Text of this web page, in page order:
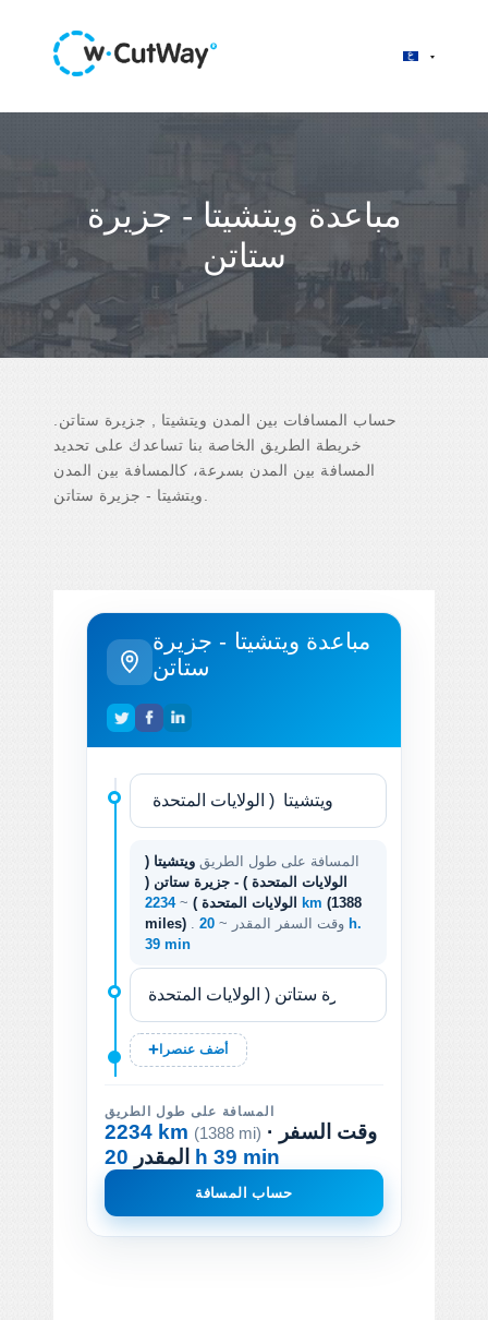
مباعدة ويتشيتا - جزيرة
ستاتن
حساب المسافات بين المدن ويتشيتا , جزيرة ستاتن.
خريطة الطريق الخاصة بنا تساعدك على تحديد
المسافة بين المدن بسرعة، كالمسافة بين المدن
مباعدة ويتشيتا - جزيرة
ستاتن
المسافة على طول الطريق ويتشيتا (
الولايات المتحدة ) - جزيرة ستاتن (
الولايات المتحدة ) ~ 2234 km (1388
miles)
. وقت السفر المقدر ~ 20 h.
39 min
أضف عنصرا
المسافة على طول الطريق
2234 km (1388 mi) · وقت السفر
المقدر 20 h 39 min
حساب المسافة